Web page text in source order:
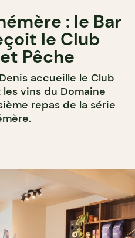
: le Bar
le Club
Pêche
accueille le Club
vins du Domaine
repas de la série